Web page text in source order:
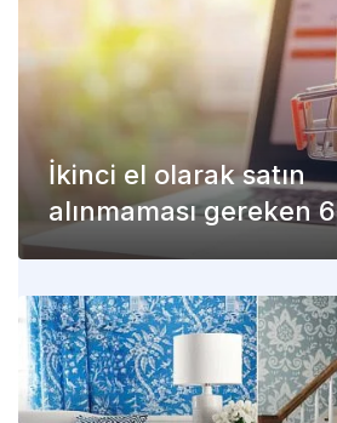
İkinci el olarak satın
alınmaması gereken 6
ürün